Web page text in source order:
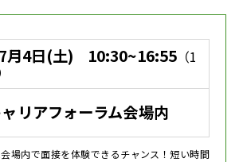
7月4日(土) 10:30~16:55 （1
リアフォーラム会場内
場内で面接を体験できるチャンス！短い時間